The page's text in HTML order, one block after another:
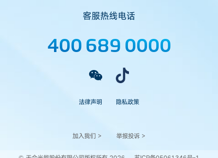
客服热线电话
400 689 0000
法律声明 隐私政策
加入我们 > 举报投诉 >